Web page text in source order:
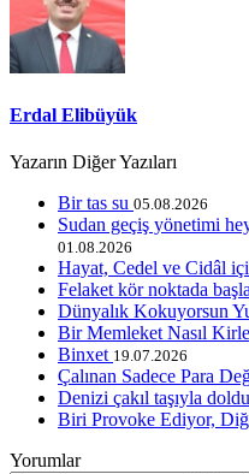
Erdal Elibüyük
Yazarın Diğer Yazıları
Bir tas su 05.08.2026
Sudan geçiş yönetimi
01.08.2026
Hayat, Cedel ve Cidâl
Felaket kör noktada
Dünyalık Kokuyorsun
Bir Memleket Nasıl
Binxet 19.07.2026
Çalınan Sadece Para
Denizi çakıl taşıyla
Biri Provoke Ediyor,
Yorumlar